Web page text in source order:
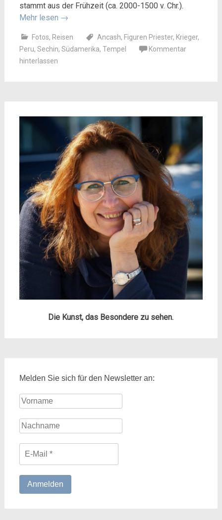
stammt aus der Frühzeit (ca. 2000-1500 v. Chr.).
Mehr lesen →
Fotos, Reisen Ancash, Figuren Priester, Krieger,
Peru, Sechin, Südamerika, Tempel
Kommentar
hinterlassen
Die Kunst, das Besondere zu sehen.
Melden Sie sich für den Newsletter an: